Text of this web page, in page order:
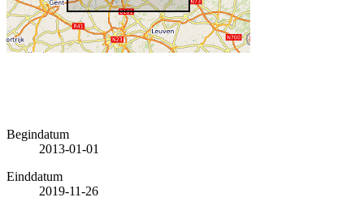
Begindatum
2013-01-01
Einddatum
2019-11-26